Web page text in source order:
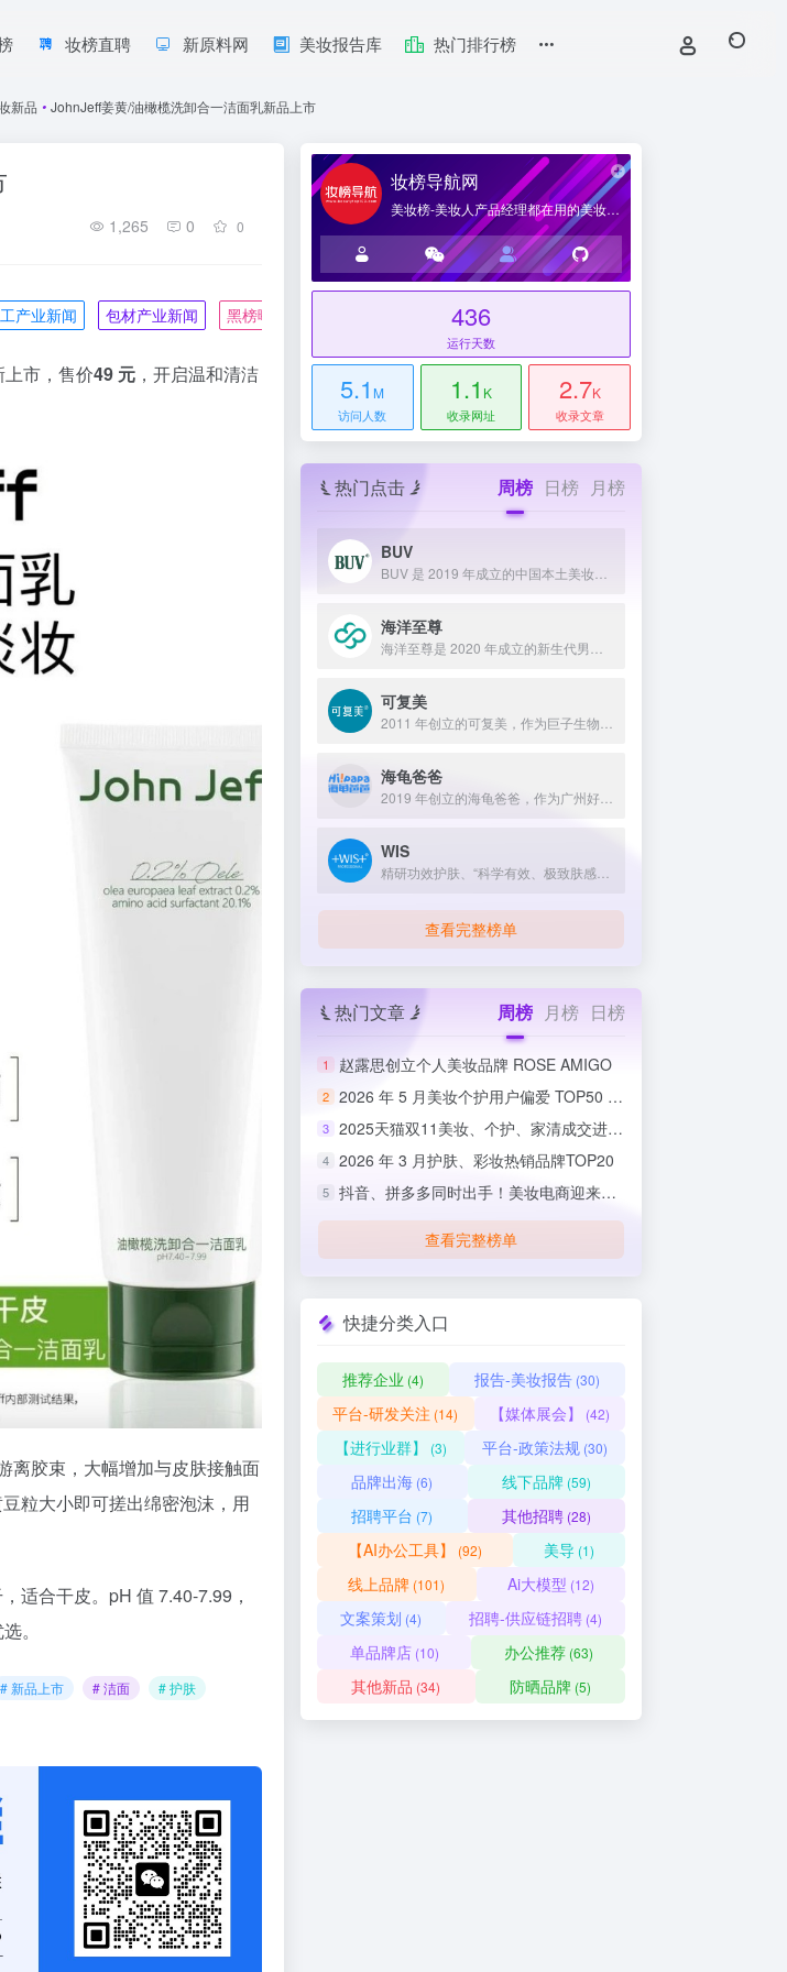
妆榜直聘 新原料网 美妆报告库 热门排行榜
新品 • JohnJeff姜黄/油橄榄洗卸合一洁面乳新品上市
1,265 0 0
产业新闻 包材产业新闻 黑榜曝光台
市，售价49 元 ，开启温和清洁
离胶束，大幅增加与皮肤接触面
粒大小即可搓出绵密泡沫，用
适合干皮。pH 值 7.40-7.99，
。
# 新品上市 # 洁面
# 护肤
妆榜导航网
美妆榜-美妆人产品经理都在用的美妆产业导航网站
436
运行天数
5.1 M
访问人数
1.1 K
收录网址
2.7K
收录文章
热门点击 周榜 日榜 月榜
BUV
海洋至尊
可复美
海龟爸爸
WIS
查看完整榜单
热门文章 周榜 月榜 日榜
1 赵露思创立个人美妆品牌 ROSE AMIGO
2 2026 年 5 月美妆个护用户偏爱 TOP50 榜单出炉
3 2025天猫双11美妆、个护、家清成交进度排行榜
4 2026 年 3 月护肤、彩妆热销品牌TOP20
5 抖音、拼多多同时出手！美妆电商迎来史上最严整治
查看完整榜单
快捷分类入口
推荐企业 (4) 报告-美妆报告 (30)
平台-研发关注 (14) 【媒体展会】 (42)
【进行业群】 (3) 平台-政策法规 (30)
品牌出海 (6) 线下品牌(59)
招聘平台 (7) 其他招聘(28)
【AI办公工具】 (92) 美导 (1)
线上品牌 (101) Ai大模型 (12)
文案策划 (4) 招聘-供应链招聘(4)
单品牌店(10) 办公推荐(63)
其他新品 (34) 防晒品牌(5)